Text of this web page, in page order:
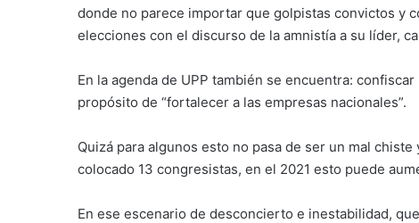
donde no parece importar que golpistas convictos y
elecciones con el discurso de la amnistía a su líder,
En la agenda de UPP también se encuentra:
propósito de “fortalecer a las empresas nacionales”.
Quizá para algunos esto no pasa de ser un mal
colocado 13 congresistas, en el 2021 esto puede
En ese escenario de desconcierto e inestabilidad,